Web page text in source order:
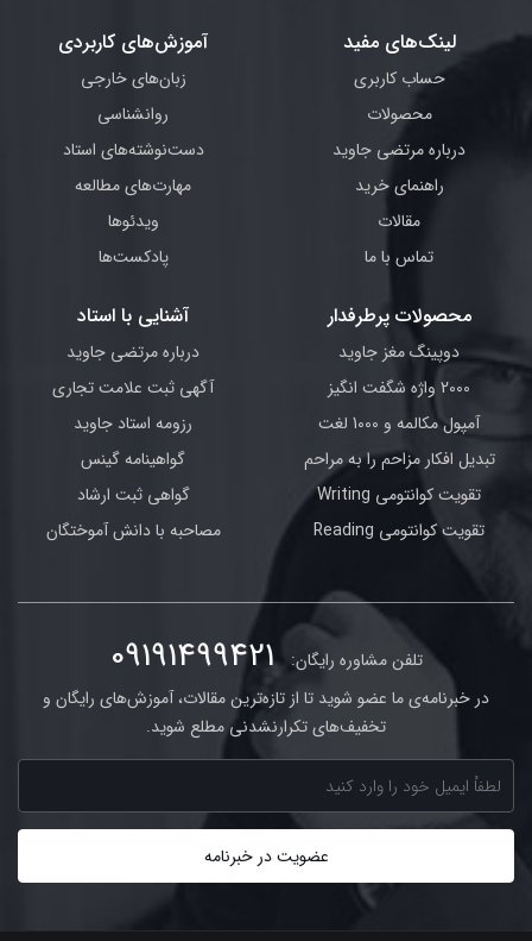
لینک‌های مفید
حساب کاربری
محصولات
درباره مرتضی جاوید
راهنمای خرید
مقالات
تماس با ما
آموزش‌های کاربردی
زبان‌های خارجی
روانشناسی
دست‌نوشته‌های استاد
مهارت‌های مطالعه
ویدئوها
پادکست‌ها
محصولات پرطرفدار
دوپینگ مغز جاوید
2000 واژه شگفت انگیز
آمپول مکالمه و 1000 لغت
تبدیل افکار مزاحم را به مراحم
تقویت کوانتومی Writing
تقویت کوانتومی Reading
آشنایی با استاد
درباره مرتضی جاوید
آگهی ثبت علامت تجاری
رزومه استاد جاوید
گواهینامه گینس
گواهی ثبت ارشاد
مصاحبه با دانش آموختگان
تلفن مشاوره رایگان: 09191499421
در خبرنامه‌ی ما عضو شوید تا از تازه‌ترین مقالات، آموزش‌های رایگان و
تخفیف‌های تکرارنشدنی مطلع شوید.